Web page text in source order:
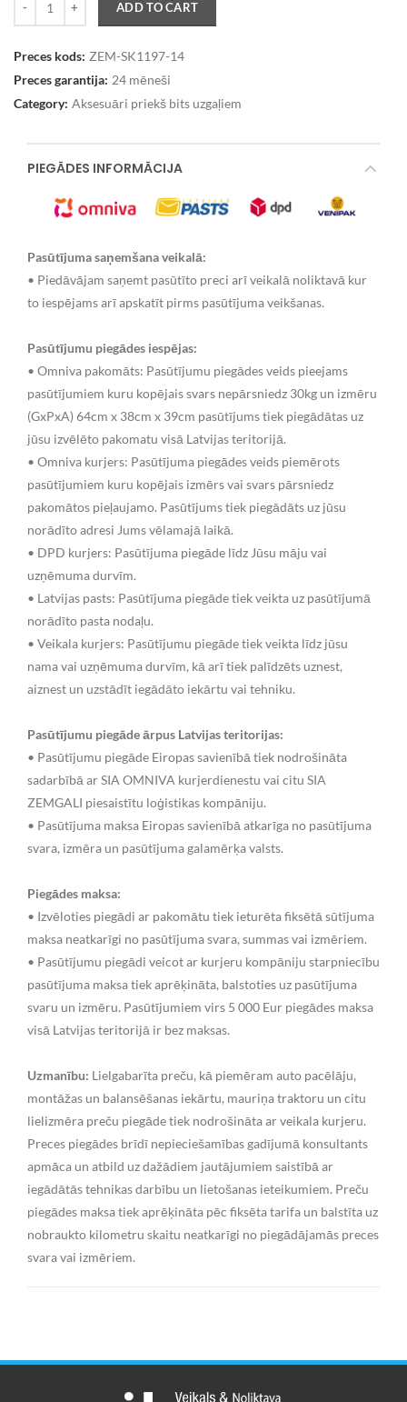
ADD TO CART
Preces kods: ZEM-SK1197-14
Preces garantija: 24 mēneši
Category: Aksesuāri priekš bits uzgaļiem
PIEGĀDES INFORMĀCIJA
Pasūtījuma saņemšana veikalā:
• Piedāvājam saņemt pasūtīto preci arī veikalā noliktavā kur
to iespējams arī apskatīt pirms pasūtījuma veikšanas.
Pasūtījumu piegādes iespējas:
• Omniva pakomāts: Pasūtījumu piegādes veids pieejams
pasūtījumiem kuru kopējais svars nepārsniedz 30kg un izmēru
(GxPxA) 64cm x 38cm x 39cm pasūtījums tiek piegādātas uz
jūsu izvēlēto pakomatu visā Latvijas teritorijā.
• Omniva kurjers: Pasūtījuma piegādes veids piemērots
pasūtījumiem kuru kopējais izmērs vai svars pārsniedz
pakomātos pieļaujamo. Pasūtījums tiek piegādāts uz jūsu
norādīto adresi Jums vēlamajā laikā.
• DPD kurjers: Pasūtījuma piegāde līdz Jūsu māju vai
uzņēmuma durvīm.
• Latvijas pasts: Pasūtījuma piegāde tiek veikta uz pasūtījumā
norādīto pasta nodaļu.
• Veikala kurjers: Pasūtījumu piegāde tiek veikta līdz jūsu
nama vai uzņēmuma durvīm, kā arī tiek palīdzēts uznest,
aiznest un uzstādīt iegādāto iekārtu vai tehniku.
Pasūtījumu piegāde ārpus Latvijas teritorijas:
• Pasūtījumu piegāde Eiropas savienībā tiek nodrošināta
sadarbībā ar SIA OMNIVA kurjerdienestu vai citu SIA
ZEMGALI piesaistītu loģistikas kompāniju.
• Pasūtījuma maksa Eiropas savienībā atkarīga no pasūtījuma
svara, izmēra un pasūtījuma galamērķa valsts.
Piegādes maksa:
• Izvēloties piegādi ar pakomātu tiek ieturēta fiksētā sūtījuma
maksa neatkarīgi no pasūtījuma svara, summas vai izmēriem.
• Pasūtījumu piegādi veicot ar kurjeru kompāniju starpniecību
pasūtījuma maksa tiek aprēķināta, balstoties uz pasūtījuma
svaru un izmēru. Pasūtījumiem virs 5 000 Eur piegādes maksa
visā Latvijas teritorijā ir bez maksas.
Uzmanību: Lielgabarīta preču, kā piemēram auto pacēlāju,
montāžas un balansēšanas iekārtu, mauriņa traktoru un citu
lielizmēra preču piegāde tiek nodrošināta ar veikala kurjeru.
Preces piegādes brīdī nepieciešamības gadījumā konsultants
apmāca un atbild uz dažādiem jautājumiem saistībā ar
iegādātās tehnikas darbību un lietošanas ieteikumiem. Preču
piegādes maksa tiek aprēķināta pēc fiksēta tarifa un balstīta uz
nobraukto kilometru skaitu neatkarīgi no piegādājamās preces
svara vai izmēriem.